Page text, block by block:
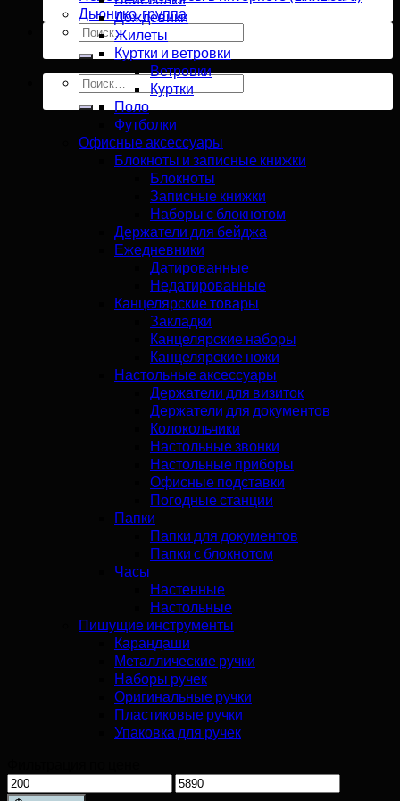
Дьюнико, группа
Искать:
Искать:
Дождевики
Жилеты
Куртки и ветровки
Ветровки
Куртки
Поло
Футболки
Офисные аксессуары
Блокноты и записные книжки
Блокноты
Записные книжки
Наборы с блокнотом
Держатели для бейджа
Ежедневники
Датированные
Недатированные
Канцелярские товары
Закладки
Канцелярские наборы
Канцелярские ножи
Настольные аксессуары
Держатели для визиток
Держатели для документов
Колокольчики
Настольные звонки
Настольные приборы
Офисные подставки
Погодные станции
Папки
Папки для документов
Папки с блокнотом
Часы
Настенные
Настольные
Пишущие инструменты
Карандаши
Металлические ручки
Наборы ручек
Оригинальные ручки
Пластиковые ручки
Упаковка для ручек
Минимальная
Максимальная